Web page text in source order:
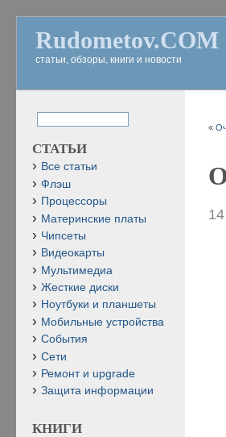
Rudometov.COM
статьи, обзоры, книги и новости
«
СТАТЬИ
Все статьи
Флэш
Процессоры
Материнские платы
Чипсеты
Видеокарты
Мультимедиа
Жесткие диски
Ноутбуки и планшеты
Мобильные устройства
События
Сети
Ремонт и upgrade
Защита информации
КНИГИ